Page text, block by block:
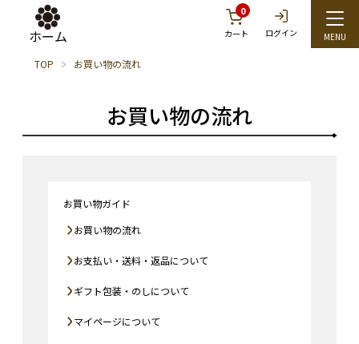
ホーム
0
カート ログイン
TOP お買い物の流れ
お買い物の流れ
お買い物ガイド
お買い物の流れ
お支払い・送料・返品について
ギフト包装・のしについて
マイページについて